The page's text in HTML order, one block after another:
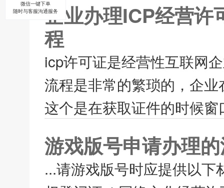
企业办理ICP经营许
程
icp许可证是经营性互联网
流程是非常的繁琐的，企
这个是在获取证件的时候
游戏版号申请办理
...请游戏版号时应提供以
微信一键下单
随时与客服沟通服务